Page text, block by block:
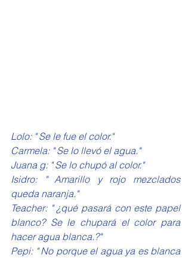
Lolo: " Se le fue el color."
Carmela: " Se lo llevó el agua."
Juana g: " Se lo chupó al color."
Isidro: " Amarillo y rojo mezclados
queda naranja."
Teacher: " ¿qué pasará con este papel
blanco? Se le chupará el color para
hacer agua blanca.?"
Pepi: " No porque el agua ya es blanca